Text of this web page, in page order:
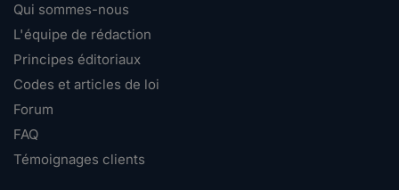
Qui sommes-nous
L'équipe de rédaction
Principes éditoriaux
Codes et articles de loi
Forum
FAQ
Témoignages clients